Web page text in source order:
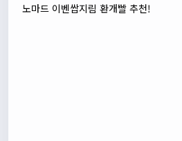
노마드 이벤쌉지림 환개빨 추천!